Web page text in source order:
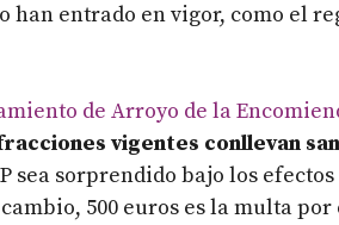
han entrado en vigor, como el
de Arroyo de la
vigentes conllevan
sea sorprendido bajo los
500 euros es la multa por